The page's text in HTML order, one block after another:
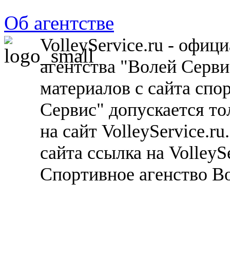
Об агентстве
VolleyService.ru -
агентства "Волей
материалов с сайта
Сервис" допускается
на сайт
сайта ссылка на
Спортивное агенство